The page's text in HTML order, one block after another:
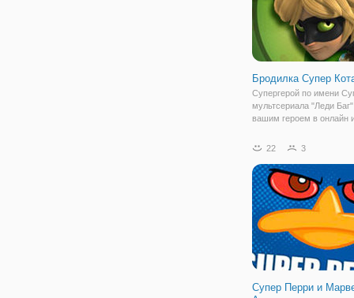
Бродилка Супер
Супергерой по имени
мультсериала "Леди
вашим героем в онлайн
будете играть за
предстоит вновь
следам
22 3
Супер Перри и